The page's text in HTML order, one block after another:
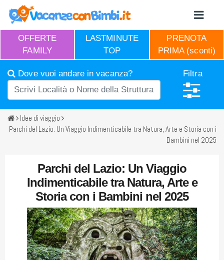
OFFERTE
FAMILY
LASTMINUTE
TOP
PRENOTA
PRIMA (sconti)
Dove vuoi andare in vacanza? Filtra
Idee di viaggio
Parchi del Lazio: Un Viaggio Indimenticabile tra Natura, Arte e Storia con i
Bambini nel 2025
Parchi del Lazio: Un Viaggio
Indimenticabile tra Natura, Arte e
Storia con i Bambini nel 2025